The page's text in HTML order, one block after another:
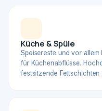
Küche & Spüle
Speisereste und vor allem
für Küchenabflüsse.
festsitzende Fettschichten